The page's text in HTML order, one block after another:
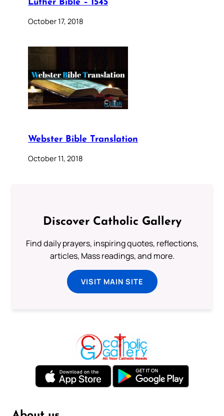
Luther Bible – 1545
October 17, 2018
Webster Bible Translation
October 11, 2018
Discover Catholic Gallery
Find daily prayers, inspiring quotes, reflections,
articles, Mass readings, and more.
VISIT MAIN SITE